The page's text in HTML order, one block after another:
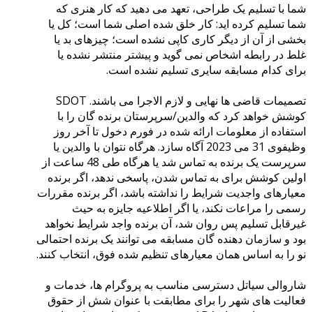
شما با تسلیم یک طراحی، تعهد می دهید که کار هنری که
شما تسلیم کرده اید: کار خلق شده اصلی شما است؛ کل یا
بخشی از آن از دیگر کاری کاپی نشده است؛ چیزهای بد یا
غلط در رابطه اشخاص نمی گوید و پیشتر منتشر نشده یا
برای کدام مسابقه سایری تسلیم نشده است.
تصمیمات قاضی ها نهایی و لازم الاجرا می باشند. SDOT
کوشش خواهد کرد که والدین/سرپرستان برنده گان را با
استفاده از معلومات ارائه شده در فورم دخول تا آخر روز
وظیفوی 31 می 2023 آگاه سازد. هرگاه نتوان با والدین یا
سرپرست یک برنده به تماس شد یا هرگاه طی 48 ساعت از
اولین کوشش برای به تماس شدن، پاسخی ندهد، اگر برنده
معیارهای واجدیت شرایط را نداشته باشد، اگر برنده مقررات
رسمی را مراعات نکند، یا اگر اطلاعیه جایزه به حیث
غیرقابل تسلیم پس روان شد، آن برنده واجد شرایط نخواهد
بود و سازمان دهنده گان مسابقه می توانند یک برنده احتمالی
نو را به اساس همان معیارهای تنظیم شده فوق، انتخاب کنند.
شاروالی سیاتل دسترسی مناسب به پروگرام ها، خدمات و
فعالیت های شهر را برای مطابقت با عنوان شش از حقوق